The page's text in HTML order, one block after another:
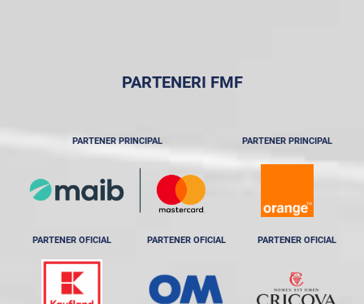
PARTENERI FMF
PARTENER PRINCIPAL PARTENER PRINCIPAL
PARTENER OFICIAL PARTENER OFICIAL PARTENER OFICIAL